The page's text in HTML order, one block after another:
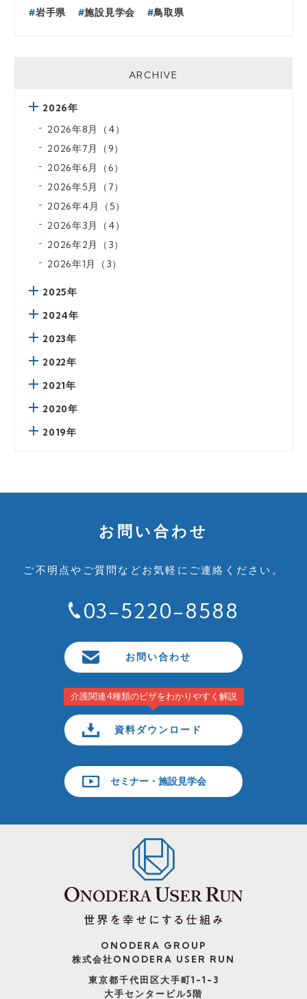
岩手県
施設見学会 鳥取県
ARCHIVE
2026年
2026年8月（4）
2026年7月（9）
2026年6月（6）
2026年5月（7）
2026年4月（5）
2026年3月（4）
2026年2月（3）
2026年1月（3）
2025年
2024年
2023年
2022年
2021年
2020年
2019年
お問い合わせ
ご不明点やご質問などお気軽にご連絡ください。
03-5220-8588
お問い合わせ
介護関連4種類のビザをわかりやすく解説
資料ダウンロード
セミナー・施設見学会
ONODERA GROUP
株式会社ONODERA USER RUN
東京都千代田区大手町1-1-3
大手センタービル5階